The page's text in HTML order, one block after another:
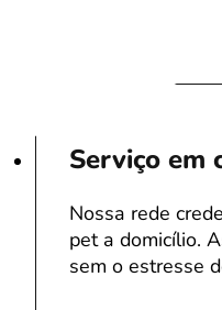
Serviço em
Nossa rede
pet a domicílio.
sem o estresse